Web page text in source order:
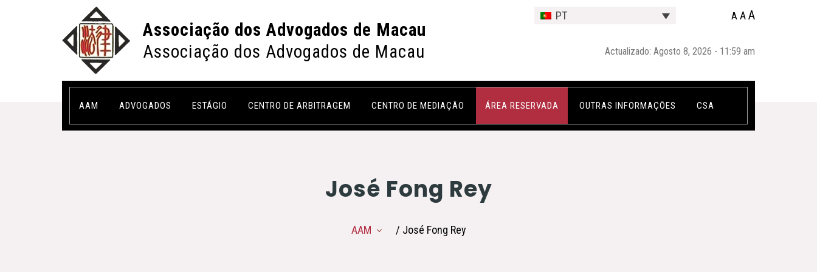
Associação dos Advogados de Macau
Associação dos Advogados de Macau
PT A AA
Actualizado: Agosto 8, 2026 - 11:59 am
AAM ADVOGADOS ESTÁGIO CENTRO DE ARBITRAGEM CENTRO DE MEDIAÇÃO ÁREA RESERVADA OUTRAS INFORMAÇÕES CSA
José Fong Rey
AAM / José Fong Rey